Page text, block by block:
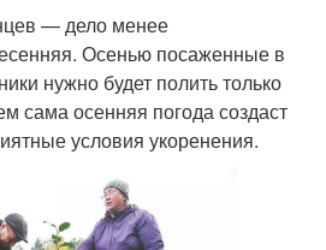
— дело менее
Осенью посаженные в
нужно будет полить только
сама осенняя погода создаст
условия укоренения.